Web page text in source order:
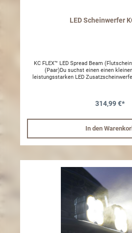
LED Scheinwerfer
KC FLEX™ LED Spread Beam
(Paar)Du suchst einen einen
leistungsstarken LED
Single LED1x Kabelbaum mit
314,99 €*
In den